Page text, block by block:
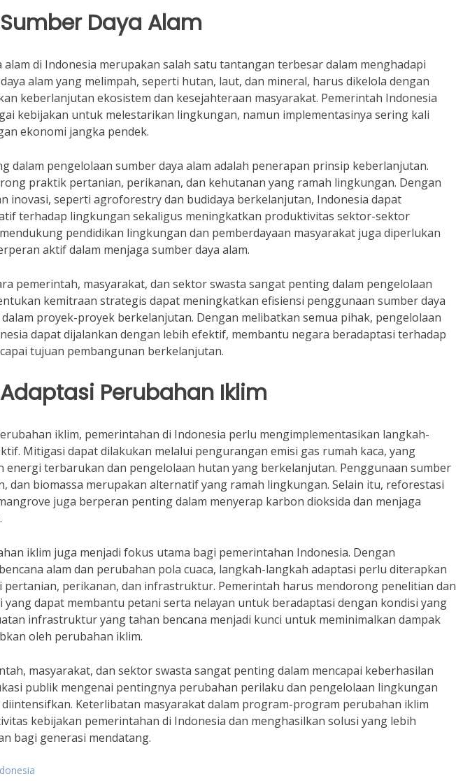
Daya Alam
alam di Indonesia merupakan salah satu tantangan terbesar dalam menghadapi
alam yang melimpah, seperti hutan, laut, dan mineral, harus dikelola dengan
keberlanjutan ekosistem dan kesejahteraan masyarakat. Pemerintah Indonesia
kebijakan untuk melestarikan lingkungan, namun implementasinya sering kali
ekonomi jangka pendek.
dalam pengelolaan sumber daya alam adalah penerapan prinsip keberlanjutan.
praktik pertanian, perikanan, dan kehutanan yang ramah lingkungan. Dengan
inovasi, seperti agroforestry dan budidaya berkelanjutan, Indonesia dapat
terhadap lingkungan sekaligus meningkatkan produktivitas sektor-sektor
pendidikan lingkungan dan pemberdayaan masyarakat juga diperlukan
aktif dalam menjaga sumber daya alam.
pemerintah, masyarakat, dan sektor swasta sangat penting dalam pengelolaan
kemitraan strategis dapat meningkatkan efisiensi penggunaan sumber daya
proyek-proyek berkelanjutan. Dengan melibatkan semua pihak, pengelolaan
dapat dijalankan dengan lebih efektif, membantu negara beradaptasi terhadap
tujuan pembangunan berkelanjutan.
Perubahan Iklim
iklim, pemerintahan di Indonesia perlu mengimplementasikan langkah-
Mitigasi dapat dilakukan melalui pengurangan emisi gas rumah kaca, yang
energi terbarukan dan pengelolaan hutan yang berkelanjutan. Penggunaan sumber
dan biomassa merupakan alternatif yang ramah lingkungan. Selain itu, reforestasi
juga berperan penting dalam menyerap karbon dioksida dan menjaga
iklim juga menjadi fokus utama bagi pemerintahan Indonesia. Dengan
alam dan perubahan pola cuaca, langkah-langkah adaptasi perlu diterapkan
perikanan, dan infrastruktur. Pemerintah harus mendorong penelitian dan
dapat membantu petani serta nelayan untuk beradaptasi dengan kondisi yang
infrastruktur yang tahan bencana menjadi kunci untuk meminimalkan dampak
oleh perubahan iklim.
masyarakat, dan sektor swasta sangat penting dalam mencapai keberhasilan
publik mengenai pentingnya perubahan perilaku dan pengelolaan lingkungan
Keterlibatan masyarakat dalam program-program perubahan iklim
kebijakan pemerintahan di Indonesia dan menghasilkan solusi yang lebih
bagi generasi mendatang.